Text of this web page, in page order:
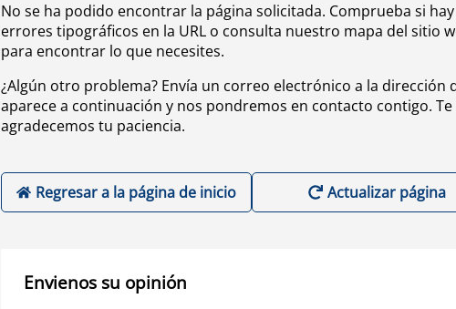
No se ha podido encontrar la página solicitada. Comprueba si hay
errores tipográficos en la URL o consulta nuestro mapa del sitio
para encontrar lo que necesites.
¿Algún otro problema? Envía un correo electrónico a la dirección
aparece a continuación y nos pondremos en contacto contigo. Te
agradecemos tu paciencia.
Regresar a la página de inicio Actualizar página
Envienos su opinión